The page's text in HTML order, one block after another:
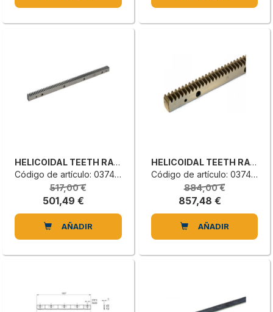
HELICOIDAL TEETH RACK
Código de artículo: 0374611003L
517,00 €
501,49 €
AÑADIR
HELICOIDAL TEETH RACK
Código de artículo: 0374611002G
884,00 €
857,48 €
AÑADIR